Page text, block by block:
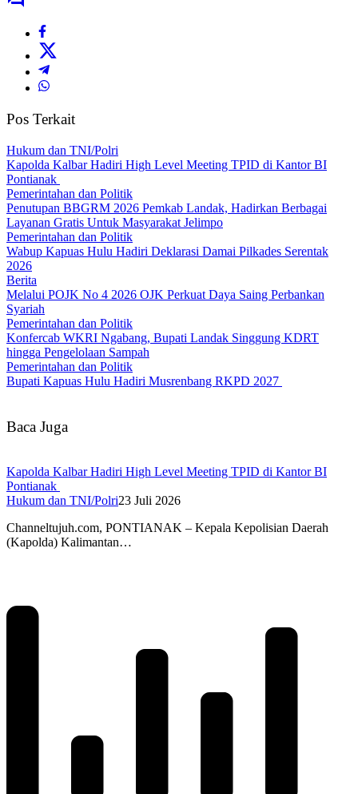
Pos Terkait
Hukum dan TNI/Polri
Kapolda Kalbar Hadiri High Level Meeting TPID di Kantor BI
Pontianak
Pemerintahan dan Politik
Penutupan BBGRM 2026 Pemkab Landak, Hadirkan Berbagai
Layanan Gratis Untuk Masyarakat Jelimpo
Pemerintahan dan Politik
Wabup Kapuas Hulu Hadiri Deklarasi Damai Pilkades Serentak
2026
Berita
Melalui POJK No 4 2026 OJK Perkuat Daya Saing Perbankan
Syariah
Pemerintahan dan Politik
Konfercab WKRI Ngabang, Bupati Landak Singgung KDRT
hingga Pengelolaan Sampah
Pemerintahan dan Politik
Bupati Kapuas Hulu Hadiri Musrenbang RKPD 2027
Baca Juga
Kapolda Kalbar Hadiri High Level Meeting TPID di Kantor BI
Pontianak
Hukum dan TNI/Polri23 Juli 2026
Channeltujuh.com, PONTIANAK – Kepala Kepolisian Daerah
(Kapolda) Kalimantan…